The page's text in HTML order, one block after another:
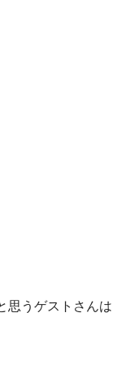
思うゲストさんは